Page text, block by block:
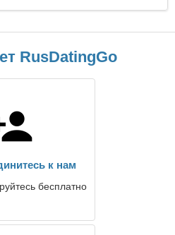
RusDatingGo
к нам
бесплатно